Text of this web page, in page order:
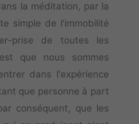
la méditation, par la
simple de l'immobilité
prise de toutes les
que nous sommes
dans l'expérience
que personne à part
conséquent, que les